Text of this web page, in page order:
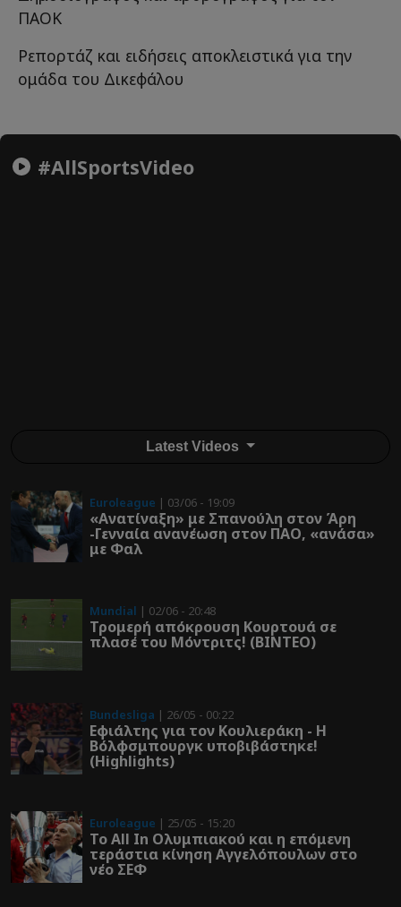
ΠΑΟΚ
Ρεπορτάζ και ειδήσεις αποκλειστικά για την
ομάδα του Δικεφάλου
#AllSportsVideo
Latest Videos
Euroleague | 03/06 - 19:09
«Ανατίναξη» με Σπανούλη στον Άρη
-Γενναία ανανέωση στον ΠΑΟ, «ανάσα»
με Φαλ
Mundial | 02/06 - 20:48
Τρομερή απόκρουση Κουρτουά σε
πλασέ του Μόντριτς! (ΒΙΝΤΕΟ)
Bundesliga | 26/05 - 00:22
Εφιάλτης για τον Κουλιεράκη - Η
Βόλφσμπουργκ υποβιβάστηκε!
(Highlights)
Euroleague | 25/05 - 15:20
Το All In Ολυμπιακού και η επόμενη
τεράστια κίνηση Αγγελόπουλων στο
νέο ΣΕΦ